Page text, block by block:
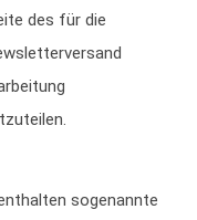
des für die
sogenannte